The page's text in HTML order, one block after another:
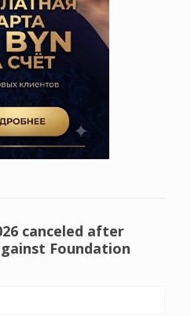
canceled after
Foundation